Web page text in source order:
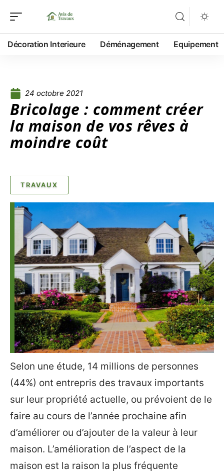
Décoration Interieure Déménagement Equipement
24 octobre 2021
Bricolage : comment créer
la maison de vos rêves à
moindre coût
TRAVAUX
Selon une étude, 14 millions de personnes
(44%) ont entrepris des travaux importants
sur leur propriété actuelle, ou prévoient de le
faire au cours de l’année prochaine afin
d’améliorer ou d’ajouter de la valeur à leur
maison. L’amélioration de l’aspect de la
maison est la raison la plus fréquente